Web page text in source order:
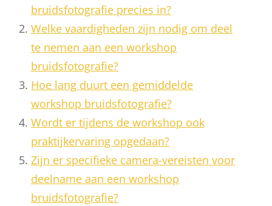
bruidsfotografie precies in?
Welke vaardigheden zijn nodig om deel
te nemen aan een workshop
bruidsfotografie?
Hoe lang duurt een gemiddelde
workshop bruidsfotografie?
Wordt er tijdens de workshop ook
praktijkervaring opgedaan?
Zijn er specifieke camera-vereisten voor
deelname aan een workshop
bruidsfotografie?